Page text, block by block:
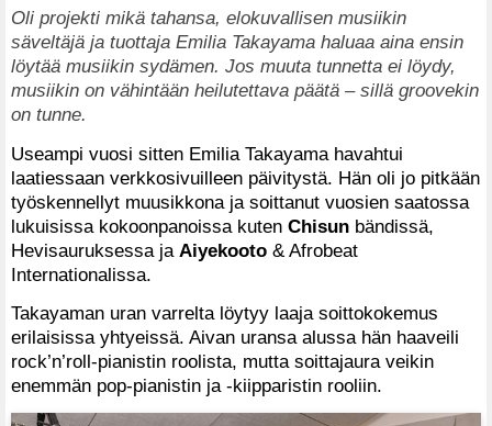
Oli projekti mikä tahansa, elokuvallisen musiikin
säveltäjä ja tuottaja Emilia Takayama haluaa aina ensin
löytää musiikin sydämen. Jos muuta tunnetta ei löydy,
musiikin on vähintään heilutettava päätä – sillä groovekin
on tunne.
Useampi vuosi sitten Emilia Takayama havahtui
laatiessaan verkkosivuilleen päivitystä. Hän oli jo pitkään
työskennellyt muusikkona ja soittanut vuosien saatossa
lukuisissa kokoonpanoissa kuten Chisun bändissä,
Hevisauruksessa ja Aiyekooto & Afrobeat
Internationalissa.
Takayaman uran varrelta löytyy laaja soittokokemus
erilaisissa yhtyeissä. Aivan uransa alussa hän haaveili
rock’n’roll-pianistin roolista, mutta soittajaura veikin
enemmän pop-pianistin ja -kiipparistin rooliin.